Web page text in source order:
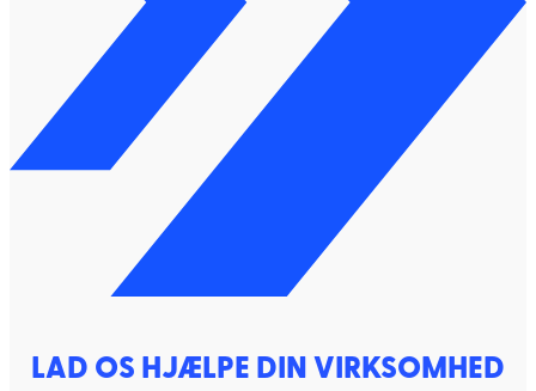
LAD OS HJÆLPE DIN VIRKSOMHED